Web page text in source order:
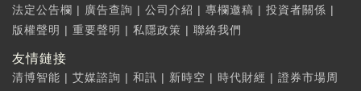
法定公告欄 | 廣告查詢 | 公司介紹 | 專欄邀稿 | 投資者關係 |
版權聲明 | 重要聲明 | 私隱政策 | 聯絡我們
友情鏈接
清博智能 | 艾媒諮詢 | 和訊 | 新時空 | 時代財經 | 證券市場周